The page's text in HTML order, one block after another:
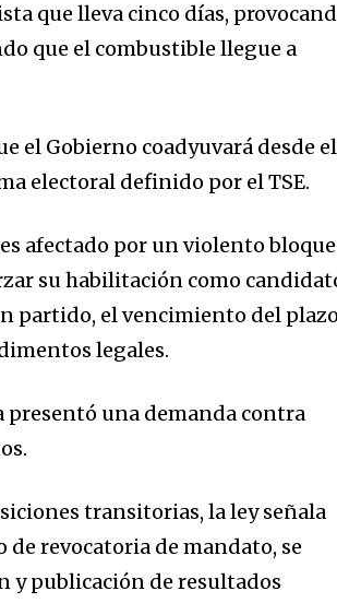
que lleva cinco días,
que el combustible llegue a
el Gobierno coadyuvará desde el
electoral definido por el TSE.
afectado por un violento
su habilitación como
partido, el vencimiento del
legales.
presentó una demanda contra
transitorias, la ley señala
de revocatoria de mandato, se
y publicación de resultados